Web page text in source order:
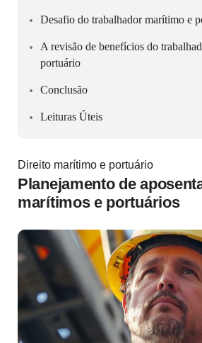
Desafio do trabalhador marítimo e
A revisão de benefícios do
portuário
Conclusão
Leituras Úteis
Direito marítimo e portuário
Planejamento de
marítimos e portuários